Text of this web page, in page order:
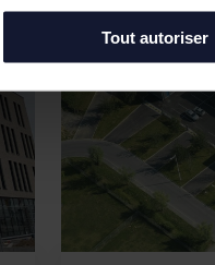
Tout autoriser